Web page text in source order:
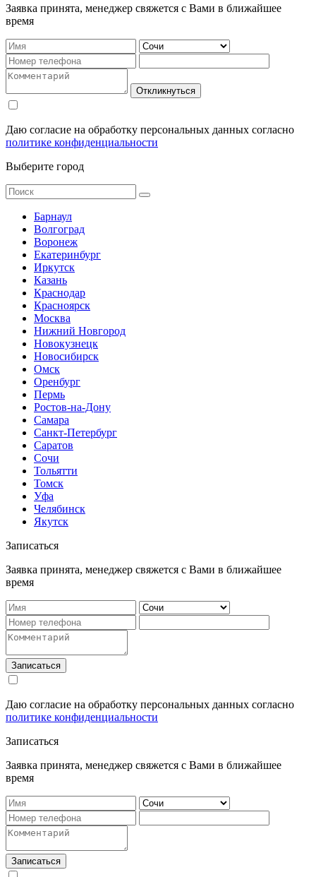
Заявка принята, менеджер свяжется с Вами в ближайшее
время
Откликнуться
Даю согласие на обработку персональных данных согласно
политике конфиденциальности
Выберите город
Барнаул
Волгоград
Воронеж
Екатеринбург
Иркутск
Казань
Краснодар
Красноярск
Москва
Нижний Новгород
Новокузнецк
Новосибирск
Омск
Оренбург
Пермь
Ростов-на-Дону
Самара
Санкт-Петербург
Саратов
Сочи
Тольятти
Томск
Уфа
Челябинск
Якутск
Записаться
Заявка принята, менеджер свяжется с Вами в ближайшее
время
Записаться
Даю согласие на обработку персональных данных согласно
политике конфиденциальности
Записаться
Заявка принята, менеджер свяжется с Вами в ближайшее
время
Записаться